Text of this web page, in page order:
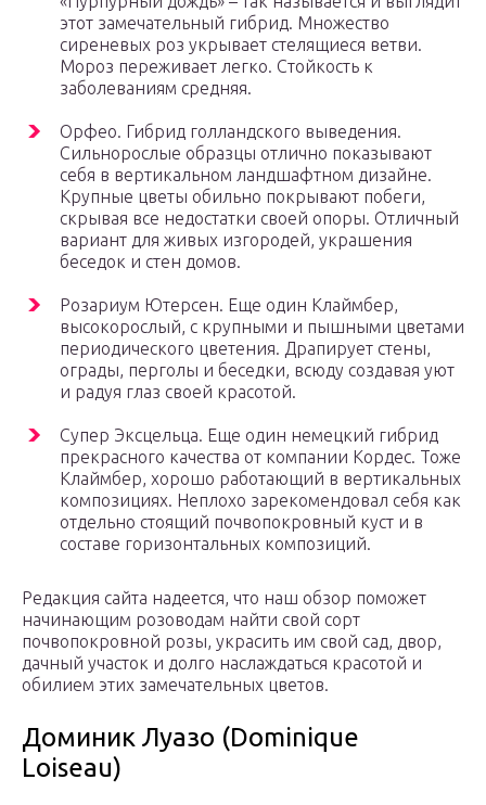
этот замечательный гибрид. Множество
сиреневых роз укрывает стелящиеся ветви.
Мороз переживает легко. Стойкость к
заболеваниям средняя.
Орфео. Гибрид голландского выведения.
Сильнорослые образцы отлично показывают
себя в вертикальном ландшафтном дизайне.
Крупные цветы обильно покрывают побеги,
скрывая все недостатки своей опоры. Отличный
вариант для живых изгородей, украшения
беседок и стен домов.
Розариум Ютерсен. Еще один Клаймбер,
высокорослый, с крупными и пышными цветами
периодического цветения. Драпирует стены,
ограды, перголы и беседки, всюду создавая уют
и радуя глаз своей красотой.
Супер Эксцельца. Еще один немецкий гибрид
прекрасного качества от компании Кордес. Тоже
Клаймбер, хорошо работающий в вертикальных
композициях. Неплохо зарекомендовал себя как
отдельно стоящий почвопокровный куст и в
составе горизонтальных композиций.
Редакция сайта надеется, что наш обзор поможет
начинающим розоводам найти свой сорт
почвопокровной розы, украсить им свой сад, двор,
дачный участок и долго наслаждаться красотой и
обилием этих замечательных цветов.
Доминик Луазо (Dominique
Loiseau)